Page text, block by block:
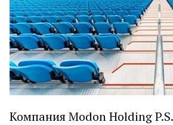
Компания Modon Holding